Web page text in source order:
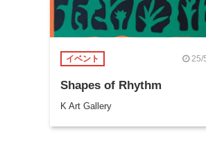
イベント 25/
Shapes of Rhythm
K Art Gallery